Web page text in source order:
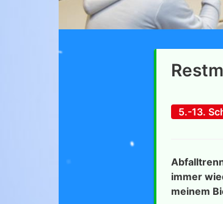
5.-13.
immer
meinem